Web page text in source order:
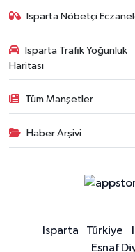
Isparta Nöbetçi
Isparta Trafik Yoğunluk
Haritası
Tüm Manşetler
Haber Arşivi
Isparta Türkiye
Esnaf